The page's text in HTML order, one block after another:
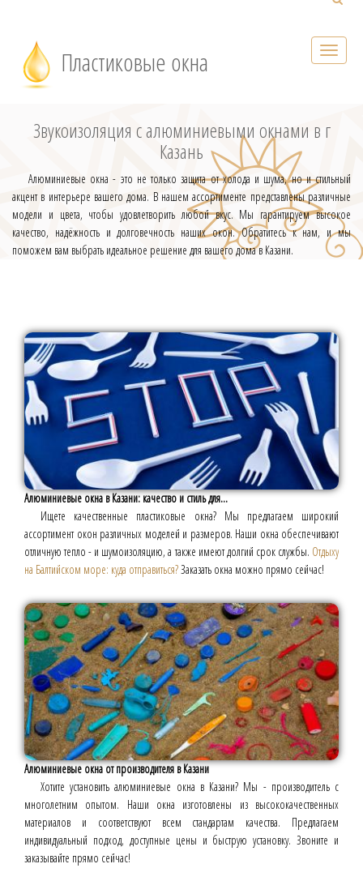
Пластиковые окна
Звукоизоляция с алюминиевыми окнами в г
Казань
Алюминиевые окна - это не только защита от холода и шума, но и стильный
акцент в интерьере вашего дома. В нашем ассортименте представлены различные
модели и цвета, чтобы удовлетворить любой вкус. Мы гарантируем высокое
качество, надёжность и долговечность наших окон. Обратитесь к нам, и мы
поможем вам выбрать идеальное решение для вашего дома в Казани.
Алюминиевые окна в Казани: качество и стиль для...
Ищете качественные пластиковые окна? Мы предлагаем широкий
ассортимент окон различных моделей и размеров. Наши окна обеспечивают
отличную тепло - и шумоизоляцию, а также имеют долгий срок службы. Отдыху
на Балтийском море: куда отправиться?Заказать окна можно прямо сейчас!
Алюминиевые окна от производителя в Казани
Хотите установить алюминиевые окна в Казани? Мы - производитель с
многолетним опытом. Наши окна изготовлены из высококачественных
материалов и соответствуют всем стандартам качества. Предлагаем
индивидуальный подход, доступные цены и быструю установку. Звоните и
заказывайте прямо сейчас!